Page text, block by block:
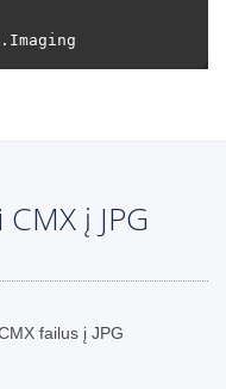
į JPG
failus į JPG